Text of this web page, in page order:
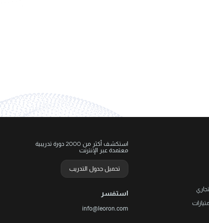
استكشف أكثر من 2000 دورة تدريبية
معتمدة عبر الإنترنت
تحميل جدول التدريب
استفسر
info@leoron.com